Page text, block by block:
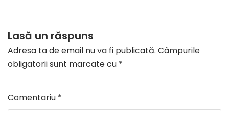
Lasă un răspuns
Adresa ta de email nu va fi publicată. Câmpurile
obligatorii sunt marcate cu *
Comentariu *